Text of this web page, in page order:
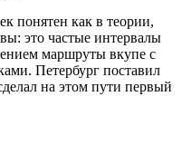
понятен как в теории,
это частые интервалы
маршруты вкупе с
Петербург поставил
на этом пути первый